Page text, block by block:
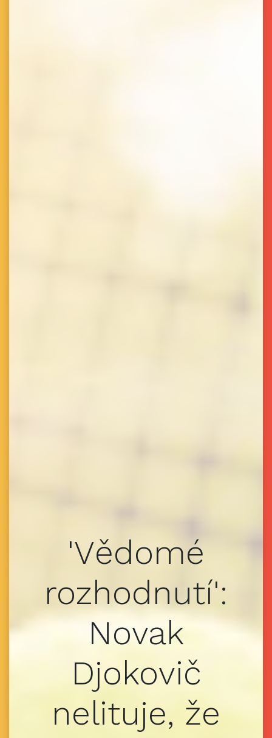
'Vědomé
rozhodnutí':
Novak
Djokovič
nelituje, že